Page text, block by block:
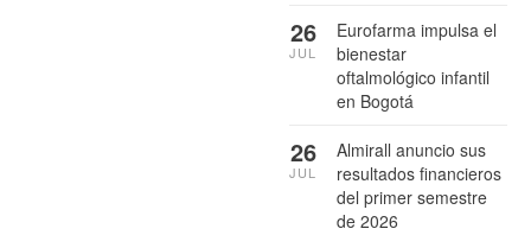
Eurofarma impulsa el
bienestar
oftalmológico infantil
en Bogotá
26
JUL
Almirall anuncio sus
resultados financieros
del primer semestre
de 2026
26
JUL